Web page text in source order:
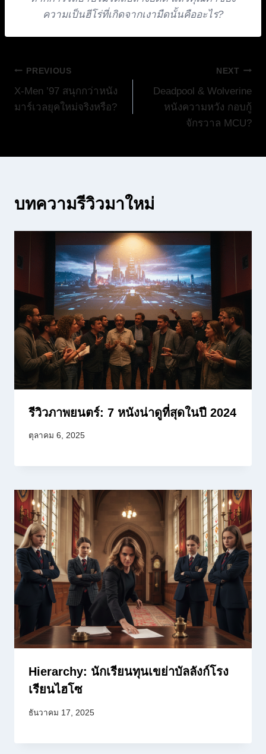
ความเป็นฮีโร่ที่เกิดจากเงามืดนั้นคืออะไร?
แนะแนว
เรื่อง
PREVIOUS
X-Men ’97 สนุกกว่าหนัง
มาร์เวลยุคใหม่จริงหรือ?
NEXT
Deadpool & Wolverine
หนังความหวัง กอบกู้
จักรวาล MCU?
บทความรีวิวมาใหม่
รีวิวภาพยนตร์: 7 หนังน่าดูที่สุดในปี 2024
ตุลาคม 6, 2025
Hierarchy: นักเรียนทุนเขย่าบัลลังก์โรง
เรียนไฮโซ
ธันวาคม 17, 2025